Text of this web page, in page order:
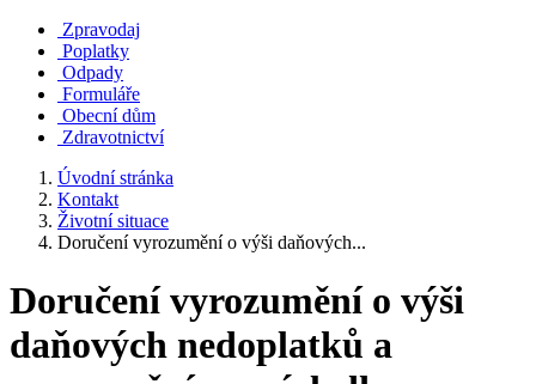
Zpravodaj
Poplatky
Odpady
Formuláře
Obecní dům
Zdravotnictví
Úvodní stránka
Kontakt
Životní situace
Doručení vyrozumění o výši daňových...
Doručení vyrozumění o výši
daňových nedoplatků a